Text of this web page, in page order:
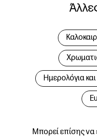
Μπορεί επίσης να
Hμερολόγια